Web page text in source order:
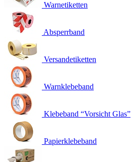
Warnetiketten
Absperrband
Versandetiketten
Warnklebeband
Klebeband “Vorsicht Glas”
Papierklebeband